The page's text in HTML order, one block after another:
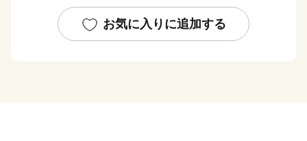
一定の到達点に達し、成熟した都市としての機能を備え
るに至っています。
お気に入りに追加する